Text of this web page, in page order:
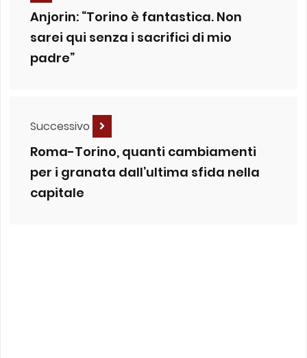
Anjorin: “Torino è fantastica. Non
sarei qui senza i sacrifici di mio
padre”
Successivo
Roma-Torino, quanti cambiamenti
per i granata dall’ultima sfida nella
capitale